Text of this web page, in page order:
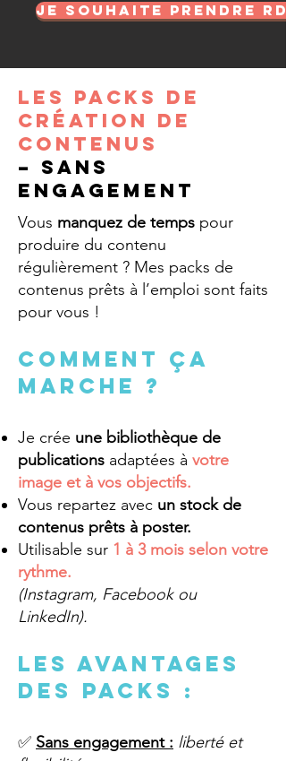
Je souhaite prendre
Les packs de
création de
contenus
– sans
engagement
Vous manquez de temps pour
produire du contenu
régulièrement ? Mes packs de
contenus prêts à l’emploi sont faits
pour vous !
Comment ça
marche ?
Je crée une bibliothèque de
publications adaptées à votre
image et à vos objectifs.
Vous repartez avec un stock de
contenus prêts à poster.
Utilisable sur 1 à 3 mois selon votre
rythme.
(Instagram, Facebook ou
LinkedIn).
Les avantages
des packs :
✅ Sans engagement : liberté et